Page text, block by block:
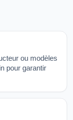
ou modèles
pour garantir